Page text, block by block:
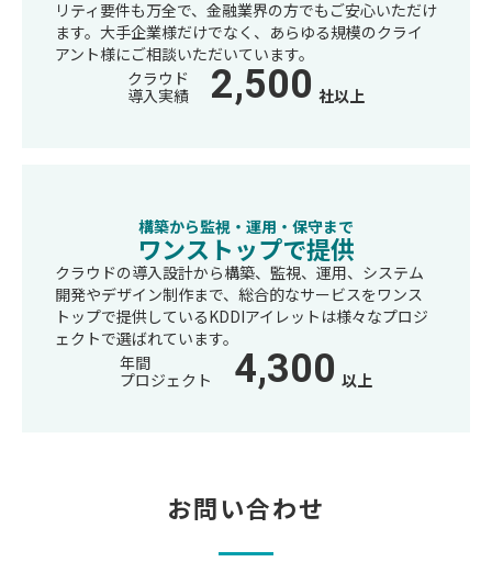
リティ要件も万全で、金融業界の方でもご安心いただけ
ます。大手企業様だけでなく、あらゆる規模のクライ
アント様にご相談いただいています。
クラウド
導入実績
2,500 社以上
構築から監視・運用・保守まで
ワンストップで提供
クラウドの導入設計から構築、監視、運用、システム
開発やデザイン制作まで、総合的なサービスをワンス
トップで提供しているKDDIアイレットは様々なプロジ
ェクトで選ばれています。
年間
プロジェクト
4,300 以上
お問い合わせ